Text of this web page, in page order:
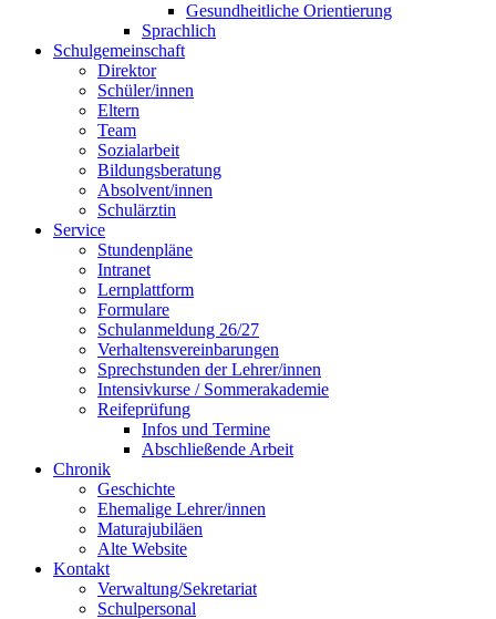
Gesundheitliche Orientierung
Sprachlich
Schulgemeinschaft
Direktor
Schüler/innen
Eltern
Team
Sozialarbeit
Bildungsberatung
Absolvent/innen
Schulärztin
Service
Stundenpläne
Intranet
Lernplattform
Formulare
Schulanmeldung 26/27
Verhaltensvereinbarungen
Sprechstunden der Lehrer/innen
Intensivkurse / Sommerakademie
Reifeprüfung
Infos und Termine
Abschließende Arbeit
Chronik
Geschichte
Ehemalige Lehrer/innen
Maturajubiläen
Alte Website
Kontakt
Verwaltung/Sekretariat
Schulpersonal